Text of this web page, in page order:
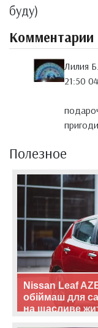
буду)
Комментарии
Лилия
21:50
Полезное
Nissan Leaf
обіймаш для
на щасливе